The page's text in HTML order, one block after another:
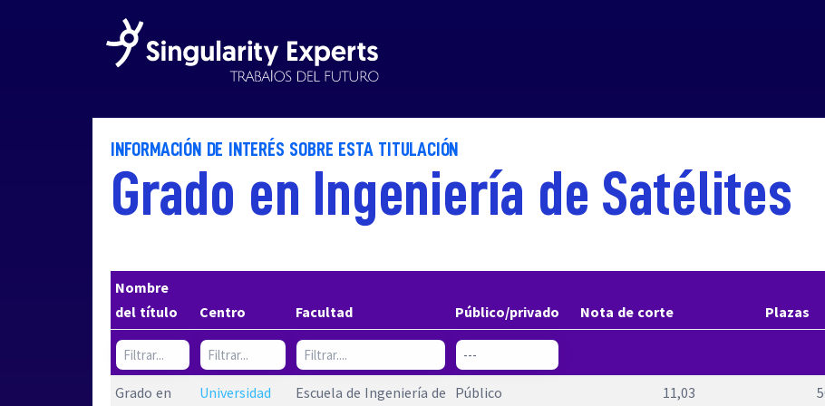
INFORMACIÓN DE INTERÉS SOBRE ESTA TITULACIÓN
Grado en Ingeniería de Satélites
Nombre
del título
Centro Facultad Público/privado Nota de corte Plazas
Grado en Universidad Escuela de Ingeniería de Público 11,03